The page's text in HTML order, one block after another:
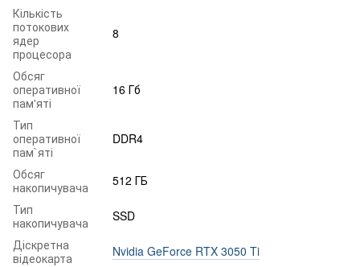
Кількість
потокових
ядер
процесора
8
Обсяг
оперативної
пам'яті
16 Гб
Тип
оперативної
пам`яті
DDR4
Обсяг
накопичувача
512 ГБ
Тип
накопичувача
SSD
Діскретна
відеокарта
Nvidia GeForce RTX 3050 Ti